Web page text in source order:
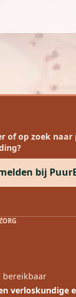
of op zoek naar
bij
bereikbaar
verloskundige